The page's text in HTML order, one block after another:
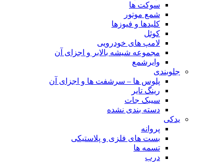
سوکت ها
شمع موتور
کلیدها و فیوزها
کوئل
لامپ های خودرویی
مجموعه شیشه بالابر و اجزای آن
وایرشمع
جلوبندی
پلوس ها – سرشفت ها و اجزای آن
رینگ تایر
سیبک جات
دسته بندی نشده
یدکی
پروانه
بست های فلزی و پلاستیکی
تسمه ها
درب